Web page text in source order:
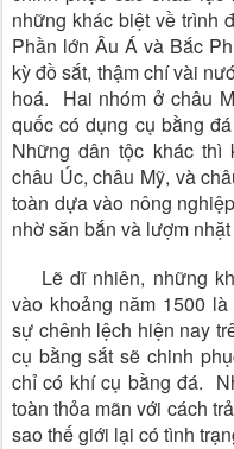
những khác biệt về trình
Phần lớn Âu Á và Bắc
kỳ đồ sắt, thậm chí vài
hoá. Hai nhóm ở châu
quốc có dụng cụ bằng
Những dân tộc khác thì
châu Úc, châu Mỹ, và
toàn dựa vào nông
nhờ săn bắn và lượm
Lẽ dĩ nhiên, những
vào khoảng năm 1500
sự chênh lệch hiện nay
cụ bằng sắt sẽ chinh
chỉ có khí cụ bằng đá.
toàn thỏa mãn với cách
sao thế giới lại có tình